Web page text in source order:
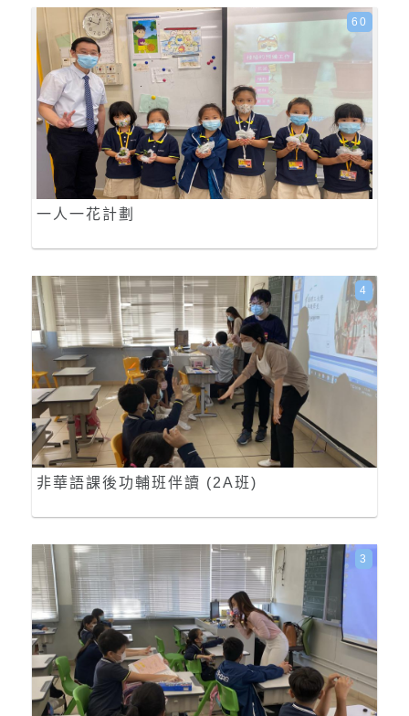
一人一花計劃
60
非華語課後功輔班伴讀 (2A班)
4
3